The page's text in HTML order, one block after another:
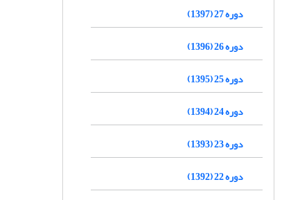
دوره 27 (1397)
دوره 26 (1396)
دوره 25 (1395)
دوره 24 (1394)
دوره 23 (1393)
دوره 22 (1392)